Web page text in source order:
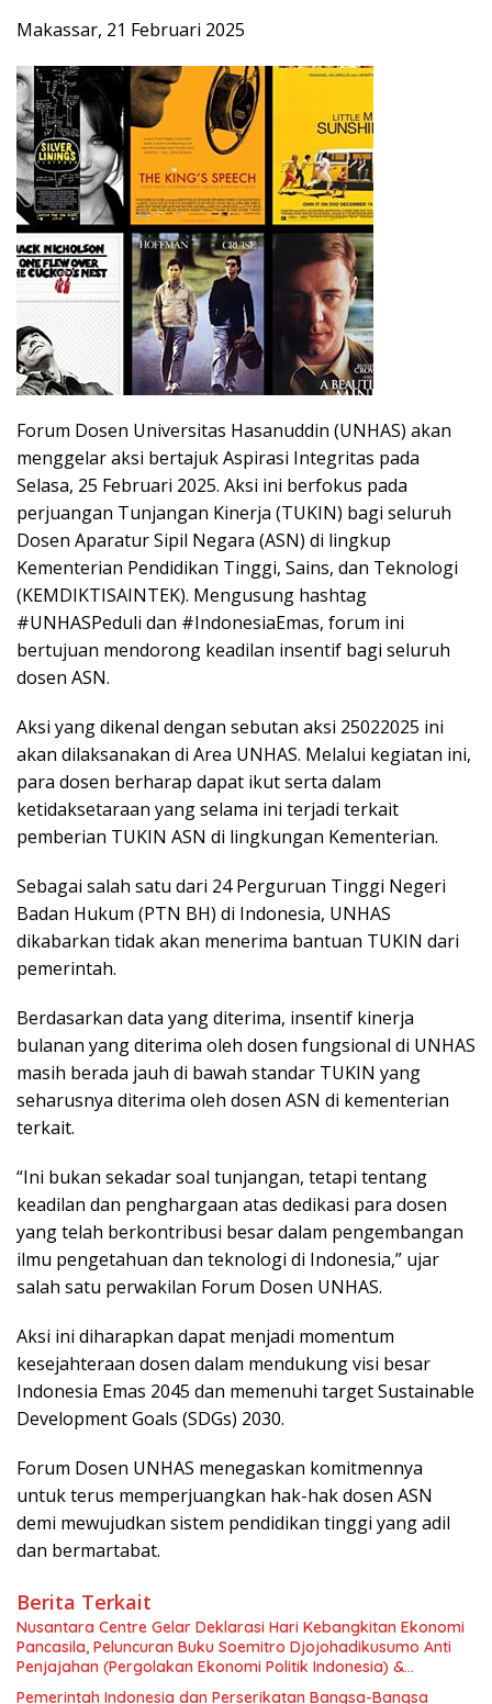
Makassar, 21 Februari 2025
Forum Dosen Universitas Hasanuddin (UNHAS) akan
menggelar aksi bertajuk Aspirasi Integritas pada
Selasa, 25 Februari 2025. Aksi ini berfokus pada
perjuangan Tunjangan Kinerja (TUKIN) bagi seluruh
Dosen Aparatur Sipil Negara (ASN) di lingkup
Kementerian Pendidikan Tinggi, Sains, dan Teknologi
(KEMDIKTISAINTEK). Mengusung hashtag
#UNHASPeduli dan #IndonesiaEmas, forum ini
bertujuan mendorong keadilan insentif bagi seluruh
dosen ASN.
Aksi yang dikenal dengan sebutan aksi 25022025 ini
akan dilaksanakan di Area UNHAS. Melalui kegiatan ini,
para dosen berharap dapat ikut serta dalam
ketidaksetaraan yang selama ini terjadi terkait
pemberian TUKIN ASN di lingkungan Kementerian.
Sebagai salah satu dari 24 Perguruan Tinggi Negeri
Badan Hukum (PTN BH) di Indonesia, UNHAS
dikabarkan tidak akan menerima bantuan TUKIN dari
pemerintah.
Berdasarkan data yang diterima, insentif kinerja
bulanan yang diterima oleh dosen fungsional di UNHAS
masih berada jauh di bawah standar TUKIN yang
seharusnya diterima oleh dosen ASN di kementerian
terkait.
“Ini bukan sekadar soal tunjangan, tetapi tentang
keadilan dan penghargaan atas dedikasi para dosen
yang telah berkontribusi besar dalam pengembangan
ilmu pengetahuan dan teknologi di Indonesia,” ujar
salah satu perwakilan Forum Dosen UNHAS.
Aksi ini diharapkan dapat menjadi momentum
kesejahteraan dosen dalam mendukung visi besar
Indonesia Emas 2045 dan memenuhi target Sustainable
Development Goals (SDGs) 2030.
Forum Dosen UNHAS menegaskan komitmennya
untuk terus memperjuangkan hak-hak dosen ASN
demi mewujudkan sistem pendidikan tinggi yang adil
dan bermartabat.
Berita Terkait
Nusantara Centre Gelar Deklarasi Hari Kebangkitan Ekonomi
Pancasila, Peluncuran Buku Soemitro Djojohadikusumo Anti
Penjajahan (Pergolakan Ekonomi Politik Indonesia) &
Simposium Nasional “Urgensi Undang-Undang Perekonomian
Pemerintah Indonesia dan Perserikatan Bangsa-Bangsa